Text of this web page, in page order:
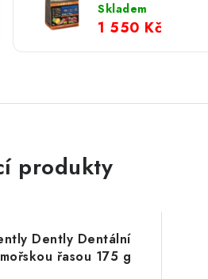
Skladem
1 550 Kč
produkty
Dently Dentální
řasou 175 g